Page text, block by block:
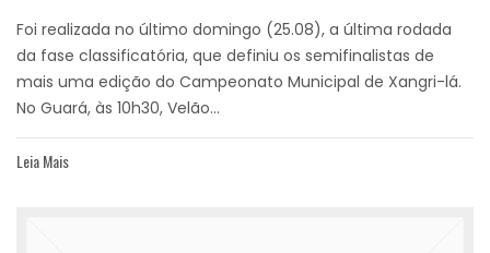
Foi realizada no último domingo (25.08), a última rodada
da fase classificatória, que definiu os semifinalistas de
mais uma edição do Campeonato Municipal de Xangri-lá.
No Guará, às 10h30, Velão...
Leia Mais